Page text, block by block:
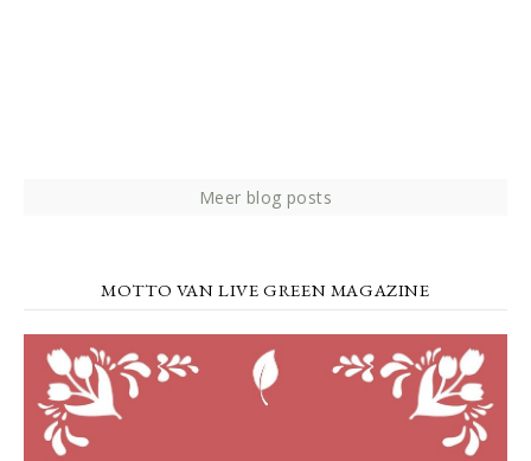
Meer blog posts
MOTTO VAN LIVE GREEN MAGAZINE